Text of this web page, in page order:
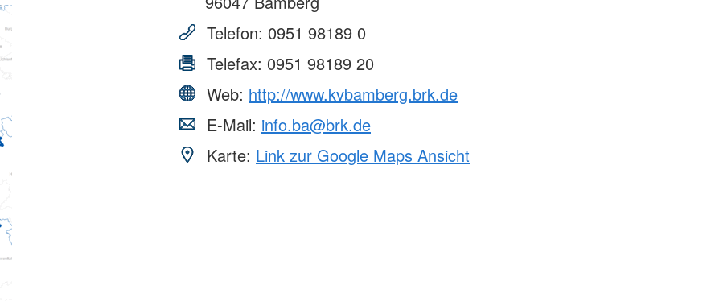
Telefon: 0951 98189 0
Telefax: 0951 98189 20
Web: http://www.kvbamberg.brk.de
E-Mail: info.ba@brk.de
Karte: Link zur Google Maps Ansicht